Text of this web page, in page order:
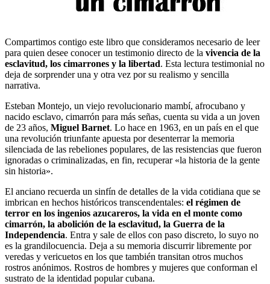
Compartimos contigo este libro que consideramos necesario de leer
para quien desee conocer un testimonio directo de la vivencia de la
esclavitud, los cimarrones y la libertad. Esta lectura testimonial no
deja de sorprender una y otra vez por su realismo y sencilla
narrativa.
Esteban Montejo, un viejo revolucionario mambí, afrocubano y
nacido esclavo, cimarrón para más señas, cuenta su vida a un joven
de 23 años, Miguel Barnet. Lo hace en 1963, en un país en el que
una revolución triunfante apuesta por desenterrar la memoria
silenciada de las rebeliones populares, de las resistencias que fueron
ignoradas o criminalizadas, en fin, recuperar «la historia de la gente
sin historia».
El anciano recuerda un sinfín de detalles de la vida cotidiana que se
imbrican en hechos históricos transcendentales: el régimen de
terror en los ingenios azucareros, la vida en el monte como
cimarrón, la abolición de la esclavitud, la Guerra de la
Independencia. Entra y sale de ellos con paso discreto, lo suyo no
es la grandilocuencia. Deja a su memoria discurrir libremente por
veredas y vericuetos en los que también transitan otros muchos
rostros anónimos. Rostros de hombres y mujeres que conforman el
sustrato de la identidad popular cubana.